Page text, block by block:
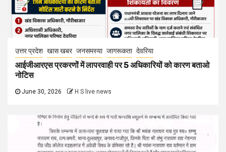
उत्तर प्रदेश खास खबर जनसमस्या जागरूकता देवरिया
आईजीआरएस प्रकरणों में लापरवाही पर 5 अधिकारियों को कारण बताओ
नोटिस
June 30, 2026 H S live news